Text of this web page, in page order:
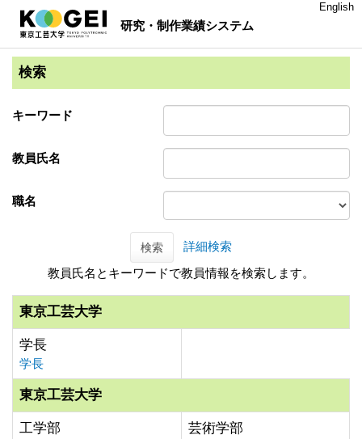
研究・制作業績システム
English
検索
キーワード
教員氏名
職名
検索
詳細検索
教員氏名とキーワードで教員情報を検索します。
東京工芸大学
学長
学長
東京工芸大学
工学部 芸術学部